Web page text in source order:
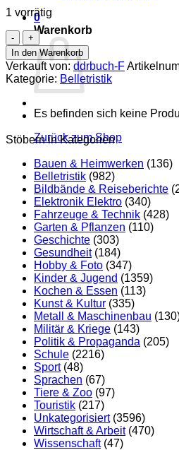
0
Warenkorb
Es befinden sich keine
Zurück zum Shop
1 vorrätig
Fünf
Wochen
im
Ballon
Menge
In den Warenkorb
Verkauft von: ddrbuch-F
Kategorie: Belletristik
Stöbern in Kategorien
Bauen & Heimwerken (136)
Belletristik (982)
Bildbände & Reiseberichte
Elektronik Elektro (340)
Fahrzeuge & Technik (428)
Garten & Pflanzen (110)
Geschichte (303)
Gesundheit (184)
Hobby & Foto (347)
Kinder & Jugend (1359)
Kochen & Essen (113)
Kunst & Kultur (335)
Metall & Maschinenbau
Militär & Kriege (143)
Politik & Propaganda (205)
Schule (2216)
Sport (48)
Sprachen (67)
Tiere & Zoo (97)
Touristik (217)
Unkategorisiert (3596)
Wirtschaft & Arbeit (470)
Wissenschaft (47)